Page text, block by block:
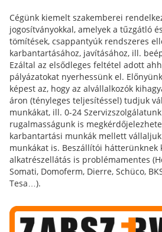
Cégünk kiemelt szakemberei
jogosítványokkal, amelyek a tűzgátló
tömítések, csappantyúk rendszeres
karbantartásához, javításához, ill.
Ezáltal az elsődleges feltétel adott
pályázatokat nyerhessünk el.
képest az, hogy az alvállalkozók
áron (tényleges teljesítéssel) tudjuk
munkákat, ill. 0-24
rugalmasságunk is
karbantartási munkák mellett
munkákat is. Beszállítói hátterünknek
alkatrészellátás is problémamentes
Somati, Domoferm, Dierre, Schüco,
Tesa…).